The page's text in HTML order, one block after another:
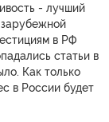
- лучший
в РФ
статьи в
Как только
в России будет